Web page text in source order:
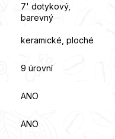
7' dotykový,
barevný
keramické, ploché
9 úrovní
ANO
ANO